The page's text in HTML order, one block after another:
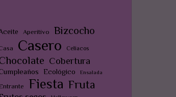
Aperitivo Bizcocho
Casero Celiacos
Cobertura
Ecológico Ensalada
Fiesta Fruta